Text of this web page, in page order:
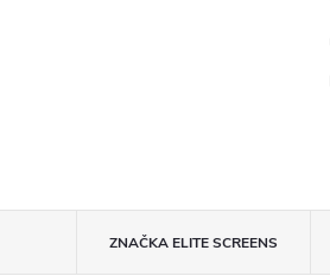
ZNAČKAELITE SCREENS